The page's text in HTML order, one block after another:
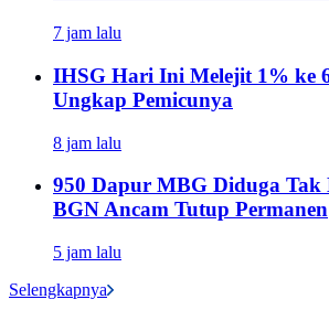
7 jam lalu
IHSG Hari Ini Melejit 1% ke
Ungkap Pemicunya
8 jam lalu
950 Dapur MBG Diduga Tak
BGN Ancam Tutup Permanen
5 jam lalu
Selengkapnya